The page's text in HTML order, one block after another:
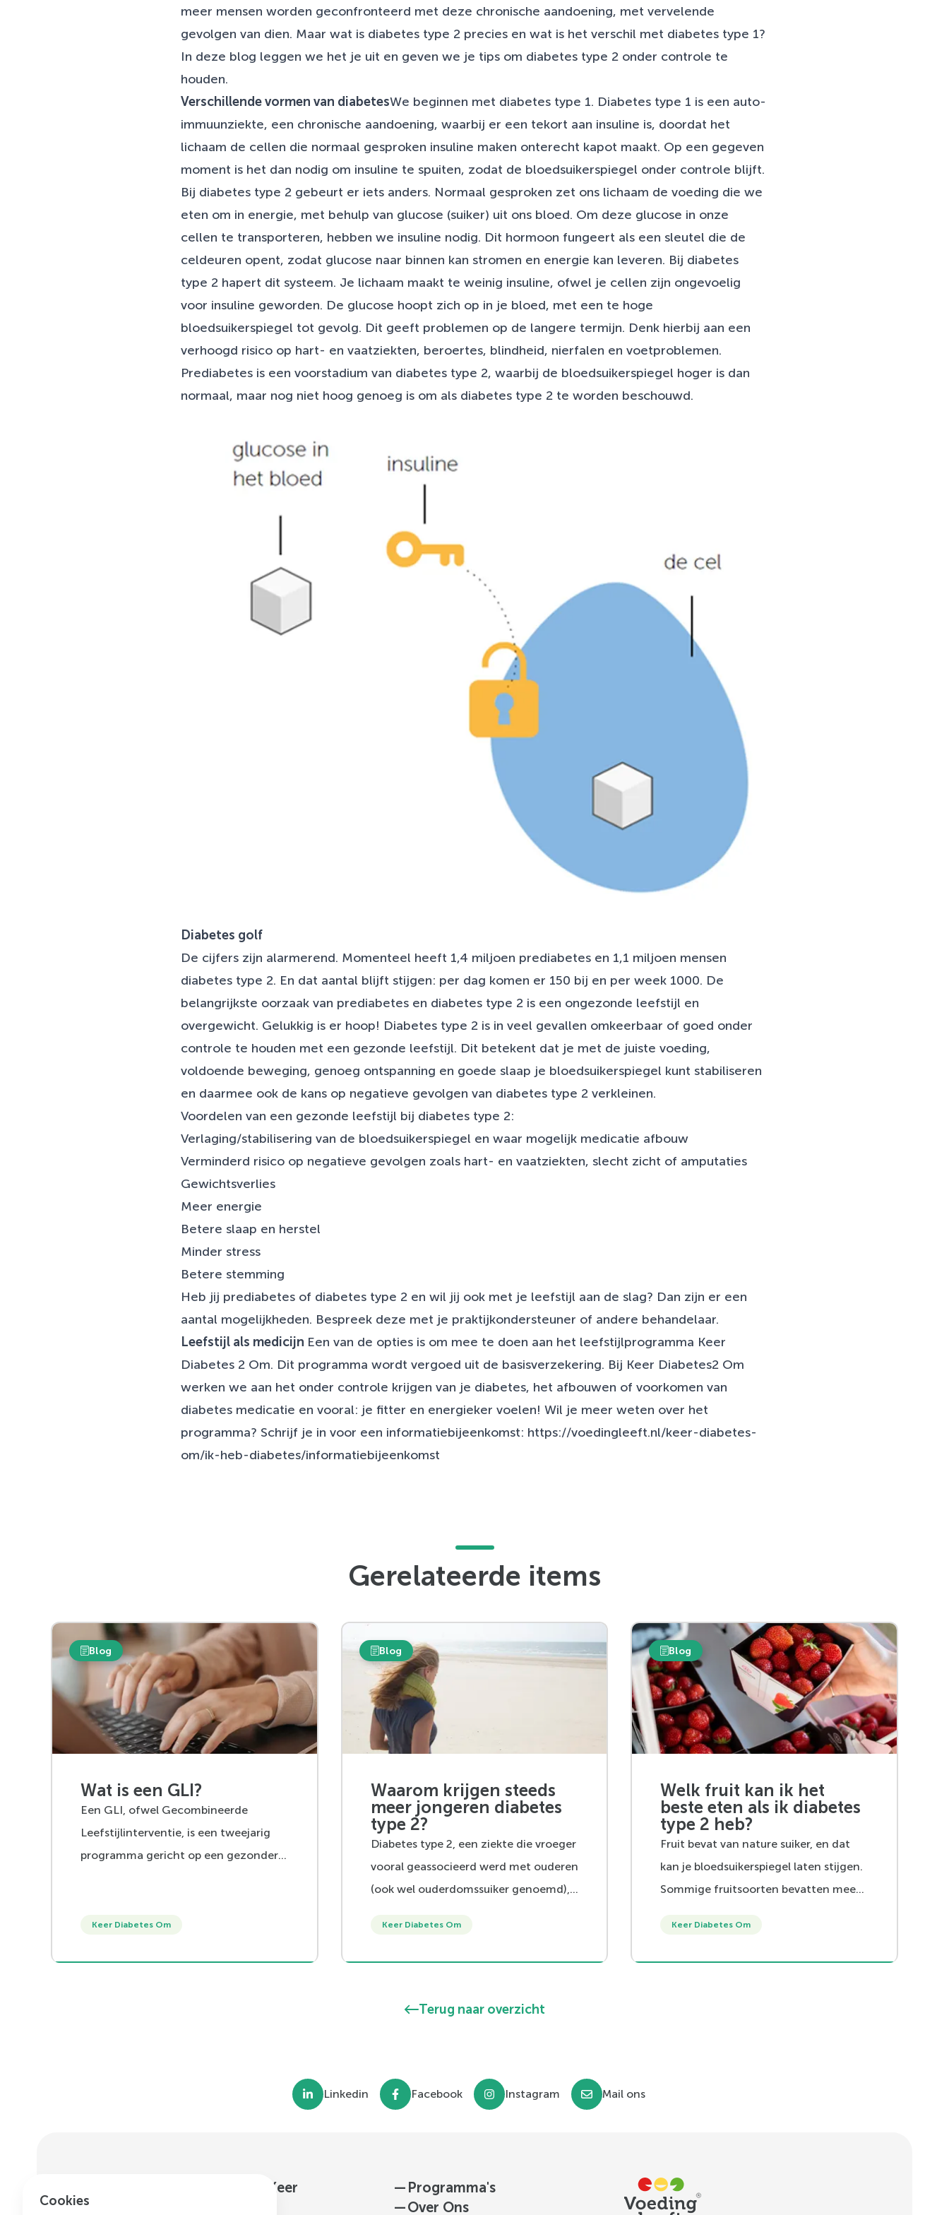
Veelgestelde vragen
meer mensen worden geconfronteerd met deze chronische aandoening, met vervelende
gevolgen van dien. Maar wat is diabetes type 2 precies en wat is het verschil met diabetes type 1?
In deze blog leggen we het je uit en geven we je tips om diabetes type 2 onder controle te
houden.
Verschillende vormen van diabetesWe beginnen met diabetes type 1. Diabetes type 1 is een auto-
immuunziekte, een chronische aandoening, waarbij er een tekort aan insuline is, doordat het
lichaam de cellen die normaal gesproken insuline maken onterecht kapot maakt. Op een gegeven
moment is het dan nodig om insuline te spuiten, zodat de bloedsuikerspiegel onder controle blijft.
Bij diabetes type 2 gebeurt er iets anders. Normaal gesproken zet ons lichaam de voeding die we
eten om in energie, met behulp van glucose (suiker) uit ons bloed. Om deze glucose in onze
cellen te transporteren, hebben we insuline nodig. Dit hormoon fungeert als een sleutel die de
celdeuren opent, zodat glucose naar binnen kan stromen en energie kan leveren. Bij diabetes
type 2 hapert dit systeem. Je lichaam maakt te weinig insuline, ofwel je cellen zijn ongevoelig
voor insuline geworden. De glucose hoopt zich op in je bloed, met een te hoge
bloedsuikerspiegel tot gevolg. Dit geeft problemen op de langere termijn. Denk hierbij aan een
verhoogd risico op hart- en vaatziekten, beroertes, blindheid, nierfalen en voetproblemen.
Prediabetes is een voorstadium van diabetes type 2, waarbij de bloedsuikerspiegel hoger is dan
normaal, maar nog niet hoog genoeg is om als diabetes type 2 te worden beschouwd.
Diabetes golf
De cijfers zijn alarmerend. Momenteel heeft 1,4 miljoen prediabetes en 1,1 miljoen mensen
diabetes type 2. En dat aantal blijft stijgen: per dag komen er 150 bij en per week 1000. De
belangrijkste oorzaak van prediabetes en diabetes type 2 is een ongezonde leefstijl en
overgewicht. Gelukkig is er hoop! Diabetes type 2 is in veel gevallen omkeerbaar of goed onder
controle te houden met een gezonde leefstijl. Dit betekent dat je met de juiste voeding,
voldoende beweging, genoeg ontspanning en goede slaap je bloedsuikerspiegel kunt stabiliseren
en daarmee ook de kans op negatieve gevolgen van diabetes type 2 verkleinen.
Voordelen van een gezonde leefstijl bij diabetes type 2:
Verlaging/stabilisering van de bloedsuikerspiegel en waar mogelijk medicatie afbouw
Verminderd risico op negatieve gevolgen zoals hart- en vaatziekten, slecht zicht of amputaties
Gewichtsverlies
Meer energie
Betere slaap en herstel
Minder stress
Betere stemming
Heb jij prediabetes of diabetes type 2 en wil jij ook met je leefstijl aan de slag? Dan zijn er een
aantal mogelijkheden. Bespreek deze met je praktijkondersteuner of andere behandelaar.
Leefstijl als medicijn Een van de opties is om mee te doen aan het leefstijlprogramma Keer
Diabetes 2 Om. Dit programma wordt vergoed uit de basisverzekering. Bij Keer Diabetes2 Om
werken we aan het onder controle krijgen van je diabetes, het afbouwen of voorkomen van
diabetes medicatie en vooral: je fitter en energieker voelen! Wil je meer weten over het
programma? Schrijf je in voor een informatiebijeenkomst: https://voedingleeft.nl/keer-diabetes-
om/ik-heb-diabetes/informatiebijeenkomst
Gerelateerde items
Blog
Wat is een GLI?
Een GLI, ofwel Gecombineerde
Leefstijlinterventie, is een tweejarig
programma gericht op een gezondere
gezonder eten, meer bewegen, beter
Keer Diabetes Om
Blog
Waarom krijgen steeds
meer jongeren diabetes
type 2?
Diabetes type 2, een ziekte die vroeger
vooral geassocieerd werd met ouderen
(ook wel ouderdomssuiker genoemd),
diabetes type 2 te maken krijgt snel
Keer Diabetes Om
Blog
Welk fruit kan ik het
beste eten als ik diabetes
type 2 heb?
Fruit bevat van nature suiker, en dat
kan je bloedsuikerspiegel laten stijgen.
Sommige fruitsoorten bevatten meer
Keer Diabetes Om
Terug naar overzicht
Linkedin Facebook Instagram Mail ons
—
Nieuwsbrief Zorgverlener Keer
— Programma's
—Over Ons
Cookies